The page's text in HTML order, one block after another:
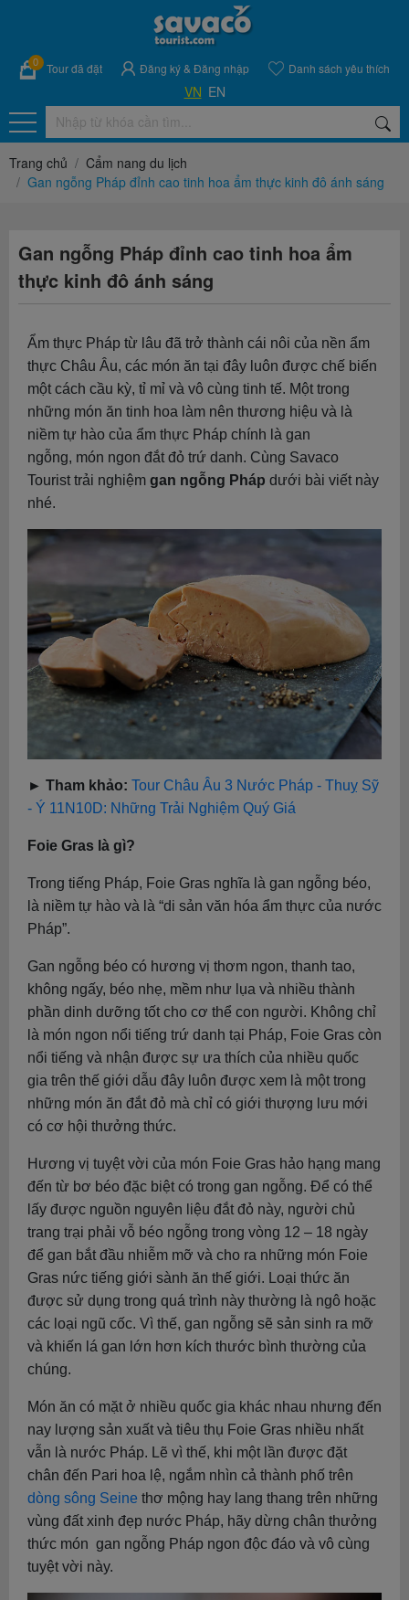
0 Tour đã đặt Đăng ký& Đăng nhập Danh sách yêu thích
VN EN
Trang chủ
Cẩm nang du lịch
Gan ngỗng Pháp đỉnh cao tinh hoa ẩm thực kinh đô ánh sáng
Gan ngỗng Pháp đỉnh cao tinh hoa ẩm
thực kinh đô ánh sáng
Ẩm thực Pháp từ lâu đã trở thành cái nôi của nền ẩm
thực Châu Âu, các món ăn tại đây luôn được chế biến
một cách cầu kỳ, tỉ mỉ và vô cùng tinh tế. Một trong
những món ăn tinh hoa làm nên thương hiệu và là
niềm tự hào của ẩm thực Pháp chính là gan
ngỗng, món ngon đắt đỏ trứ danh. Cùng Savaco
Tourist trải nghiệm gan ngỗng Pháp dưới bài viết này
nhé.
► Tham khảo: Tour Châu Âu 3 Nước Pháp - Thuỵ Sỹ
- Ý 11N10D: Những Trải Nghiệm Quý Giá
Foie Gras là gì?
Trong tiếng Pháp, Foie Gras nghĩa là gan ngỗng béo,
là niềm tự hào và là “di sản văn hóa ẩm thực của nước
Pháp”.
Gan ngỗng béo có hương vị thơm ngon, thanh tao,
không ngấy, béo nhẹ, mềm như lụa và nhiều thành
phần dinh dưỡng tốt cho cơ thể con người. Không chỉ
là món ngon nổi tiếng trứ danh tại Pháp, Foie Gras còn
nổi tiếng và nhận được sự ưa thích của nhiều quốc
gia trên thế giới dẫu đây luôn được xem là một trong
những món ăn đắt đỏ mà chỉ có giới thượng lưu mới
có cơ hội thưởng thức.
Hương vị tuyệt vời của món Foie Gras hảo hạng mang
đến từ bơ béo đặc biệt có trong gan ngỗng. Để có thể
lấy được nguồn nguyên liệu đắt đỏ này, người chủ
trang trại phải vỗ béo ngỗng trong vòng 12 – 18 ngày
để gan bắt đầu nhiễm mỡ và cho ra những món Foie
Gras nức tiếng giới sành ăn thế giới. Loại thức ăn
được sử dụng trong quá trình này thường là ngô hoặc
các loại ngũ cốc. Vì thế, gan ngỗng sẽ sản sinh ra mỡ
và khiến lá gan lớn hơn kích thước bình thường của
chúng.
Món ăn có mặt ở nhiều quốc gia khác nhau nhưng đến
nay lượng sản xuất và tiêu thụ Foie Gras nhiều nhất
vẫn là nước Pháp. Lẽ vì thế, khi một lần được đặt
chân đến Pari hoa lệ, ngắm nhìn cả thành phố trên
dòng sông Seine thơ mộng hay lang thang trên những
vùng đất xinh đẹp nước Pháp, hãy dừng chân thưởng
thức món gan ngỗng Pháp ngon độc đáo và vô cùng
tuyệt vời này.